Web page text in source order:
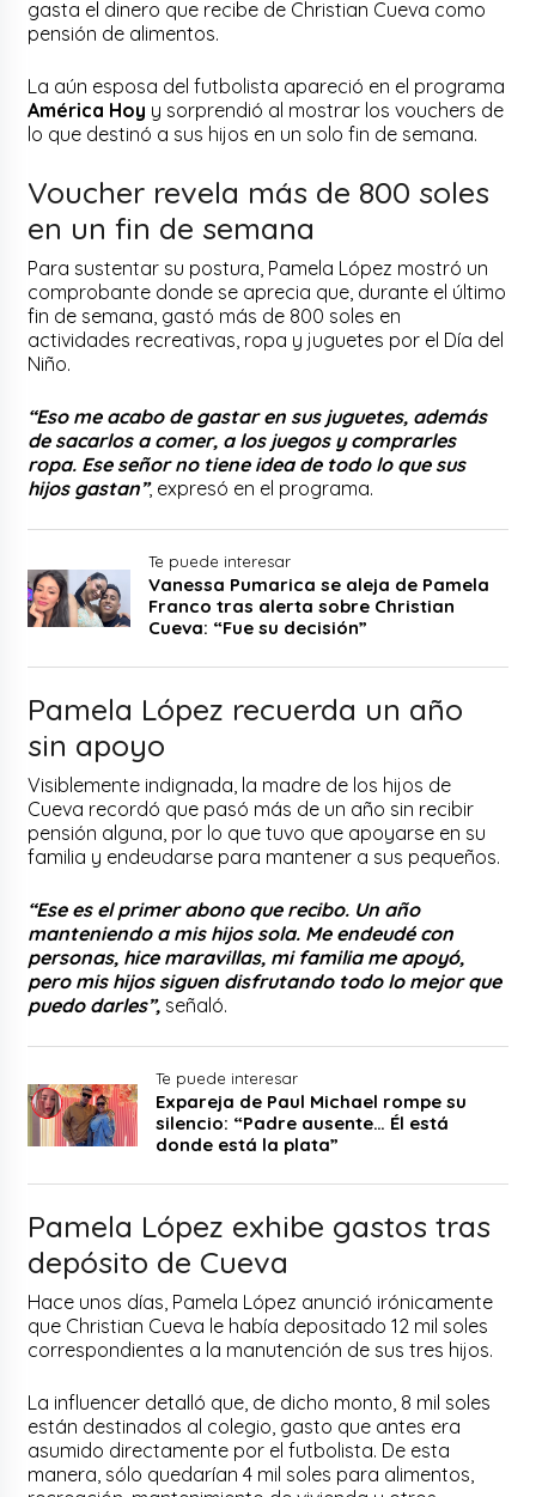
gasta el dinero que recibe de Christian Cueva como
pensión de alimentos.
La aún esposa del futbolista apareció en el programa
América Hoy y sorprendió al mostrar los vouchers de
lo que destinó a sus hijos en un solo fin de semana.
Voucher revela más de 800 soles
en un fin de semana
Para sustentar su postura, Pamela López mostró un
comprobante donde se aprecia que, durante el último
fin de semana, gastó más de 800 soles en
actividades recreativas, ropa y juguetes por el Día del
Niño.
“Eso me acabo de gastar en sus juguetes, además
de sacarlos a comer, a los juegos y comprarles
ropa. Ese señor no tiene idea de todo lo que sus
hijos gastan”, expresó en el programa.
Te puede interesar
Vanessa Pumarica se aleja de Pamela
Franco tras alerta sobre Christian
Cueva: “Fue su decisión”
Pamela López recuerda un año
sin apoyo
Visiblemente indignada, la madre de los hijos de
Cueva recordó que pasó más de un año sin recibir
pensión alguna, por lo que tuvo que apoyarse en su
familia y endeudarse para mantener a sus pequeños.
“Ese es el primer abono que recibo. Un año
manteniendo a mis hijos sola. Me endeudé con
personas, hice maravillas, mi familia me apoyó,
pero mis hijos siguen disfrutando todo lo mejor que
puedo darles”, señaló.
Te puede interesar
Expareja de Paul Michael rompe su
silencio: “Padre ausente… Él está
donde está la plata”
Pamela López exhibe gastos tras
depósito de Cueva
Hace unos días, Pamela López anunció irónicamente
que Christian Cueva le había depositado 12 mil soles
correspondientes a la manutención de sus tres hijos.
La influencer detalló que, de dicho monto, 8 mil soles
están destinados al colegio, gasto que antes era
asumido directamente por el futbolista. De esta
manera, sólo quedarían 4 mil soles para alimentos,